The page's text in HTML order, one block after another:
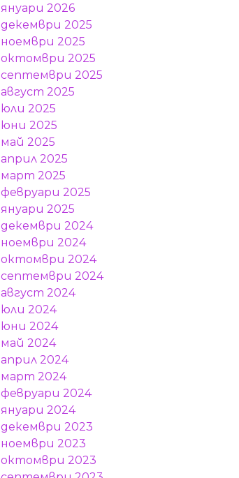
януари 2026
декември 2025
ноември 2025
октомври 2025
септември 2025
август 2025
юли 2025
юни 2025
май 2025
април 2025
март 2025
февруари 2025
януари 2025
декември 2024
ноември 2024
октомври 2024
септември 2024
август 2024
юли 2024
юни 2024
май 2024
април 2024
март 2024
февруари 2024
януари 2024
декември 2023
ноември 2023
октомври 2023